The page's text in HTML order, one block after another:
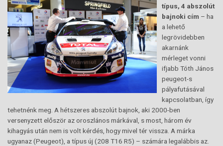
típus, 4 abszolút
bajnoki cím – ha
a lehető
legrövidebben
akarnánk
mérleget vonni
ifjabb Tóth János
peugeot-s
pályafutásával
kapcsolatban, így
tehetnénk meg. A hétszeres abszolút bajnok, aki 2000-ben
versenyzett először az oroszlános márkával, s most, három év
kihagyás után nem is volt kérdés, hogy mivel tér vissza. A márka
ugyanaz (Peugeot), a típus új (208 T16 R5) – számára legalábbis az.